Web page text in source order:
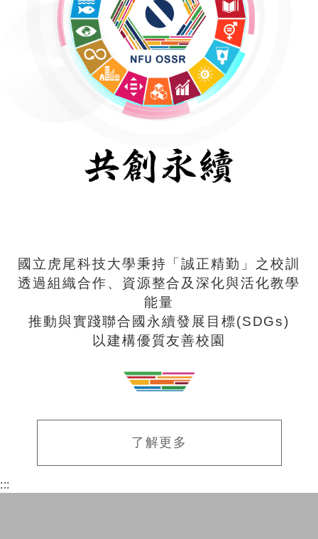
國立虎尾科技大學秉持「誠正精勤」之校訓
透過組織合作、資源整合及深化與活化教學
能量
推動與實踐聯合國永續發展目標(SDGs)
以建構優質友善校園
了解更多
:::